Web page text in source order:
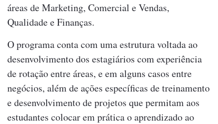
áreas de Marketing, Comercial e Vendas,
Qualidade e Finanças.
O programa conta com uma estrutura voltada ao
desenvolvimento dos estagiários com experiência
de rotação entre áreas, e em alguns casos entre
negócios, além de ações específicas de treinamento
e desenvolvimento de projetos que permitam aos
estudantes colocar em prática o aprendizado ao